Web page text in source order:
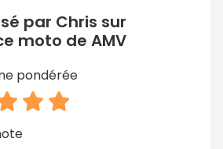
par Chris sur
moto de AMV
pondérée